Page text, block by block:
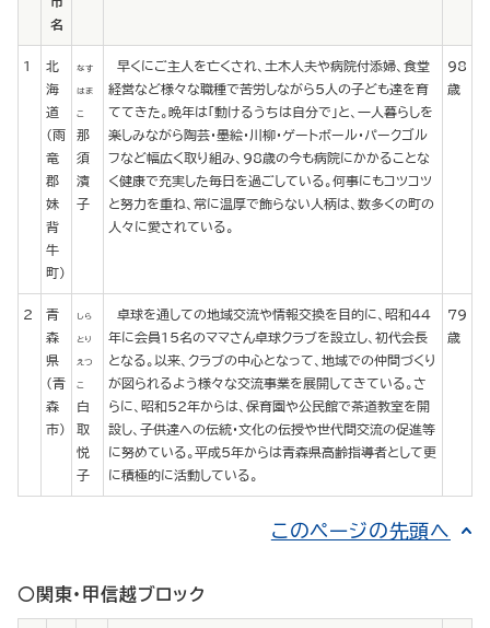
名
1
北
海
道
（雨
竜
郡
妹
背
牛
町）
なす
はま
こ
那
須
濱
子
早くにご主人を亡くされ、土木人夫や病院付添婦、食堂
経営など様々な職種で苦労しながら5人の子ども達を育
ててきた。晩年は「動けるうちは自分で」と、一人暮らしを
楽しみながら陶芸・墨絵・川柳・ゲートボール・パークゴル
フなど幅広く取り組み、98歳の今も病院にかかることな
く健康で充実した毎日を過ごしている。何事にもコツコツ
と努力を重ね、常に温厚で飾らない人柄は、数多くの町の
人々に愛されている。
98
歳
2
青
森
県
(青
森
市)
しら
とり
えつ
こ
白
取
悦
子
卓球を通しての地域交流や情報交換を目的に、昭和44
年に会員15名のママさん卓球クラブを設立し、初代会長
となる。以来、クラブの中心となって、地域での仲間づくり
が図られるよう様々な交流事業を展開してきている。さ
らに、昭和52年からは、保育園や公民館で茶道教室を開
設し、子供達への伝統・文化の伝授や世代間交流の促進等
に努めている。平成5年からは青森県高齢指導者として更
に積極的に活動している。
79
歳
このページの先頭へ
○関東・甲信越ブロック